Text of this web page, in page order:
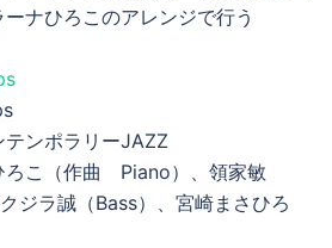
ーナひろこのアレンジで行う
ンポラリーJAZZ
ろこ（作曲 Piano）、領家敏
ジラ誠（Bass）、宮崎まさひろ